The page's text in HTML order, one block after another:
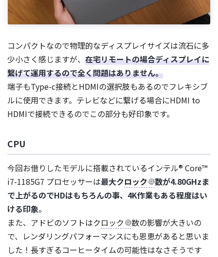
コンパクトなので物理的なディスプレイサイズは流石に多
少小さく感じますが、 在宅リモートの場合ディスプレイに
繋げて運用するので全く問題はありません。
端子もType-c接続とHDMIの選択肢もあるのでフレキシブ
ルに使用できます。テレビなどに繋げる場合にHDMI to
HDMIで接続できるのでこの部分も好印象です。
CPU
今回お借りしたモデルに搭載されているインテル® Core™
i7-1185G7 プロセッサーは最大クロック
数が4.80GHzま
で上がるのでHDはもちろんの事、4K作業もある程度はい
ける印象。
また、アドビのソフトはクロック
数の影響が大きいの
で、レンダリングパフォーマンスにも恩恵があると思いま
した！長すぎるコーヒータイムの可能性はなさそうです